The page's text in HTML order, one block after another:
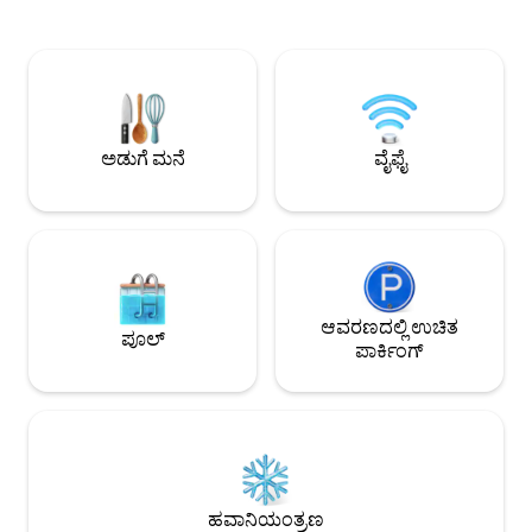
ಪಿಲ್ಲೌರಿನ್ಹೋ, ಲೇಸರ್ಡಾ ಎಲಿವೇಟರ್, ಫರೋಲ್ ಡಾ
ಬರಾ ಮುಂತಾದ ಮುಖ್ಯ ದೃಶ್ಯಗಳಿಗೆ ಬಹಳ
ಹತ್ತಿರದಲ್ಲಿದೆ. ನೀವು ಮಂತ್ರಮುಗ್ಧರಾಗುತ್ತೀರಿ!
ಮತ್ತು ಜಿಮ್‌ಗಳಿವೆ. ಗೆಸ್ಟ್‌ಗಳಿಗೆ ಮಾತ್ರ ಉಚಿತ ಪಿಯರ್
ಪ್ರವೇಶ. ಕಾರ್ರೆಡರ್ ಡಾ ವಿಟೋರಿಯಾದ ನೋಟವನ್ನು
ಹೊಂದಿರುವ
ಅಡುಗೆ ಮನೆ ವೈಫೈ
ಪೂಲ್
ಆವರಣದಲ್ಲಿ ಉಚಿತ
ಪಾರ್ಕಿಂಗ್
ಹವಾನಿಯಂತ್ರಣ